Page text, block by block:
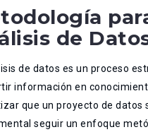
de
de datos es un proceso
información en
que un proyecto de datos
seguir un enfoque